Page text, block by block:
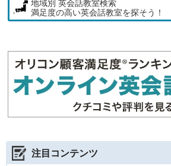
満足度の高い英会話教室を探そう！
注目コンテンツ